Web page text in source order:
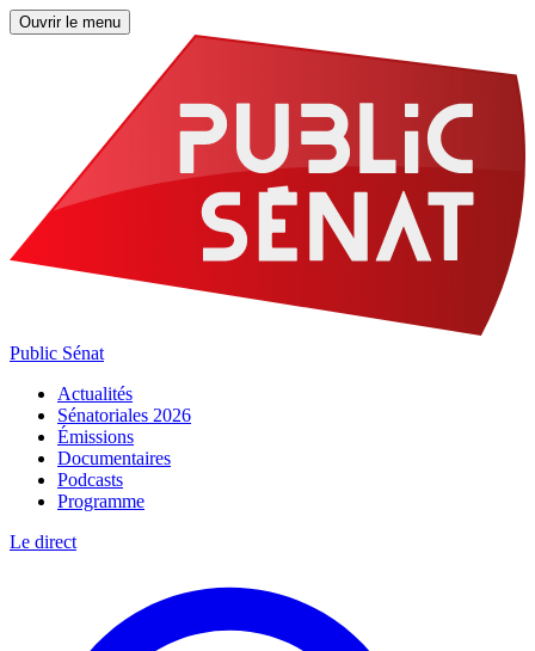
Ouvrir le menu
Public Sénat
Actualités
Sénatoriales 2026
Émissions
Documentaires
Podcasts
Programme
Le direct